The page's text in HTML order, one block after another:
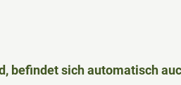
befindet sich automatisch